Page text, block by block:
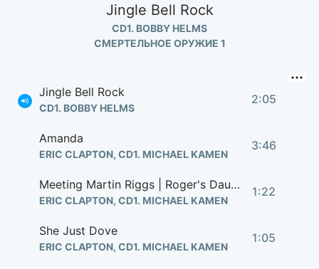
Jingle Bell Rock
CD1. BOBBY HELMS
СМЕРТЕЛЬНОЕ ОРУЖИЕ 1
Jingle Bell Rock
CD1. BOBBY HELMS
2:05
Amanda
ERIC CLAPTON, CD1. MICHAEL KAMEN
3:46
Meeting Martin Riggs | Roger's Daughter
ERIC CLAPTON, CD1. MICHAEL KAMEN
1:22
She Just Dove
ERIC CLAPTON, CD1. MICHAEL KAMEN
1:05